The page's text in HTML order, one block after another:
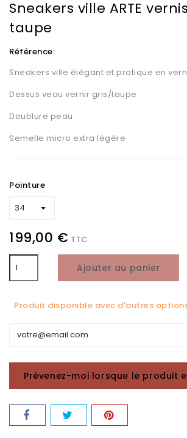
Sneakers ville ARTE
taupe
Référence:
Sneakers ville élégant et pratique en
Dessus veau vernir gris/taupe
Doublure peau
Semelle micro extra légère
Pointure
199,00 € TTC
Ajouter au panier
Produit disponible avec d'autres
Prévenez-moi lorsque le produit